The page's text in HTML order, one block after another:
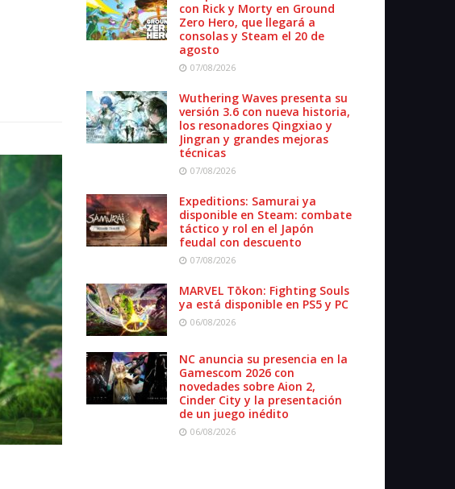
con Rick y Morty en Ground
Zero Hero, que llegará a
consolas y Steam el 20 de
agosto
07/08/2026
Wuthering Waves presenta su
versión 3.6 con nueva historia,
los resonadores Qingxiao y
Jingran y grandes mejoras
técnicas
07/08/2026
Expeditions: Samurai ya
disponible en Steam: combate
táctico y rol en el Japón
feudal con descuento
07/08/2026
MARVEL Tōkon: Fighting Souls
ya está disponible en PS5 y PC
06/08/2026
NC anuncia su presencia en la
Gamescom 2026 con
novedades sobre Aion 2,
Cinder City y la presentación
de un juego inédito
06/08/2026